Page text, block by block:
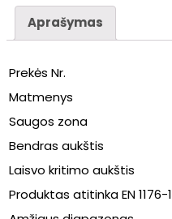
Aprašymas
Prekės Nr.
Matmenys
Saugos zona
Bendras aukštis
Laisvo kritimo aukštis
Produktas atitinka EN 1176-